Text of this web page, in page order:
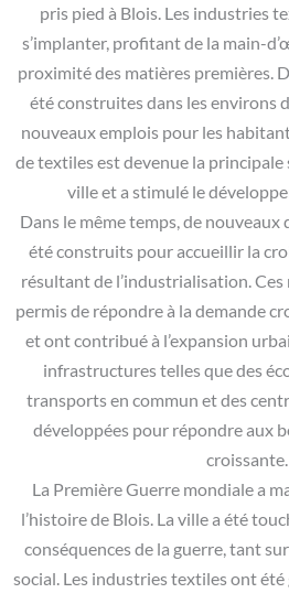
pris pied à Blois. Les industries
s’implanter, profitant de la main-
proximité des matières premières.
été construites dans les environs
nouveaux emplois pour les
de textiles est devenue la principale
ville et a stimulé le
Dans le même temps, de
été construits pour accueillir la
résultant de l’industrialisation.
permis de répondre à la demande
et ont contribué à l’expansion
infrastructures telles que des
transports en commun et des
développées pour répondre aux
croissante.
La Première Guerre mondiale a
l’histoire de Blois. La ville a été
conséquences de la guerre, tant
social. Les industries textiles ont